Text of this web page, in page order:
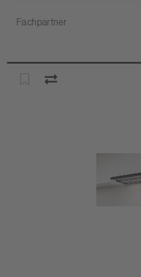
Fachpartner